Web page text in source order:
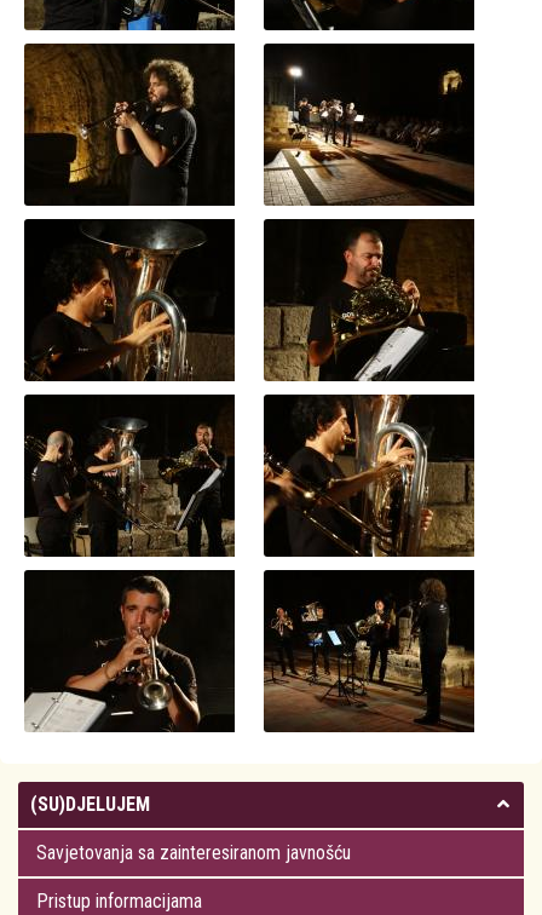
(SU)DJELUJEM
Savjetovanja sa zainteresiranom javnošću
Pristup informacijama